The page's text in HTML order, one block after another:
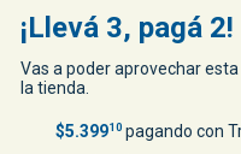
¡Llevá 3, pagá 2!
Vas a poder aprovechar
la tienda.
$5.39910pagando con